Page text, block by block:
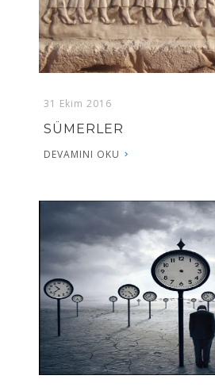
31 Ekim 2016
SÜMERLER
DEVAMINI OKU